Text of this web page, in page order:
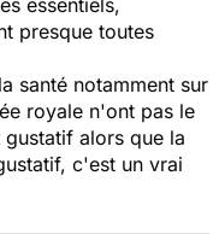
presque toutes
santé notamment sur
royale n'ont pas le
alors que la
c'est un vrai